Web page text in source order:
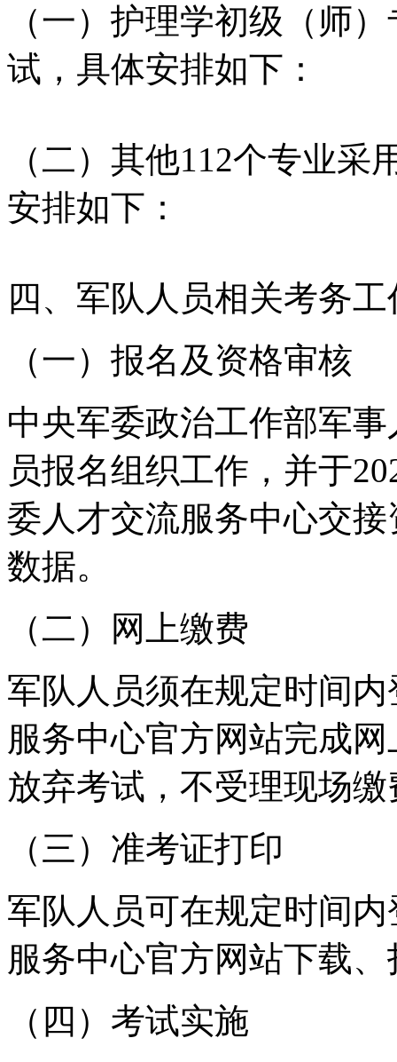
（一）护理学初级（师
试，具体安排如下：
（二）其他112个专业
安排如下：
四、军队人员相关考务
（一）报名及资格审核
中央军委政治工作部军
员报名组织工作，并于
委人才交流服务中心交
数据。
（二）网上缴费
军队人员须在规定时间
服务中心官方网站完成
放弃考试，不受理现场缴
（三）准考证打印
军队人员可在规定时间
服务中心官方网站下载
（四）考试实施